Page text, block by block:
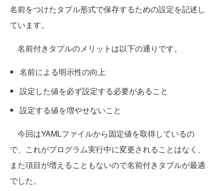
名前をつけたタプル形式で保存するための設定を記述し
ています。
名前付きタプルのメリットは以下の通りです。
名前による明示性の向上
設定した値を必ず設定する必要があること
設定する値を増やせないこと
今回はYAMLファイルから固定値を取得しているの
で、これがプログラム実行中に変更されることはなく、
また項目が増えることもないので名前付きタプルが最適
でした。